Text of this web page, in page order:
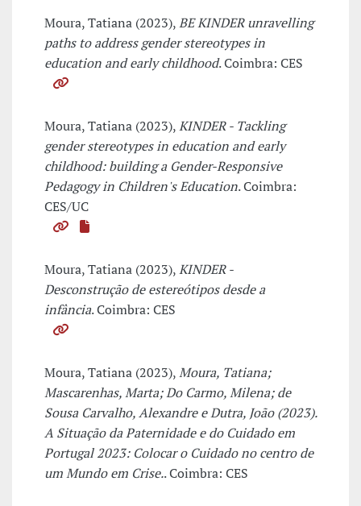
Moura, Tatiana (2023),BE KINDER unravelling
paths to address gender stereotypes in
education and early childhood. Coimbra: CES
Moura, Tatiana (2023),KINDER - Tackling
gender stereotypes in education and early
childhood: building a Gender-Responsive
Pedagogy in Children's Education. Coimbra:
CES/UC
Moura, Tatiana (2023),KINDER -
Desconstrução de estereótipos desde a
infância. Coimbra: CES
Moura, Tatiana (2023),Moura, Tatiana;
Mascarenhas, Marta; Do Carmo, Milena; de
Sousa Carvalho, Alexandre e Dutra, João (2023).
A Situação da Paternidade e do Cuidado em
Portugal 2023: Colocar o Cuidado no centro de
um Mundo em Crise.. Coimbra: CES